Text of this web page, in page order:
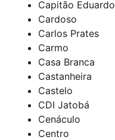
Capitão Eduardo
Cardoso
Carlos Prates
Carmo
Casa Branca
Castanheira
Castelo
CDI Jatobá
Cenáculo
Centro